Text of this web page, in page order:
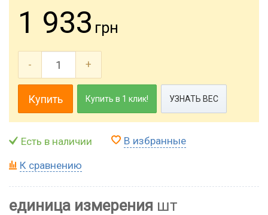
1 933 грн
- +
Купить Купить в 1 клик! УЗНАТЬ ВЕС
Есть в наличии В избранные
К сравнению
единица измерения шт